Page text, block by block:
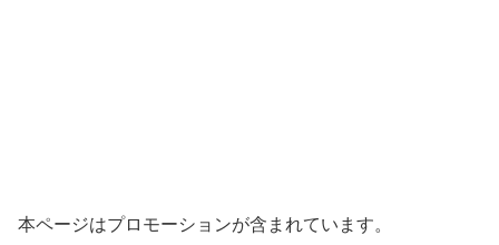
本ページはプロモーションが含まれています。